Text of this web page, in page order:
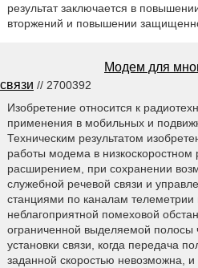
результат заключается в
вторжений и повышении
Модем для
связи // 2700392
Изобретение относится к
применения в мобильных и
Техническим результатом
работы модема в
расширением, при сохранении
служебной речевой связи и
станциями по каналам телеметрии
неблагоприятной помеховой
ограниченной выделяемой полосы
установки связи, когда передача
заданной скоростью невозможна,